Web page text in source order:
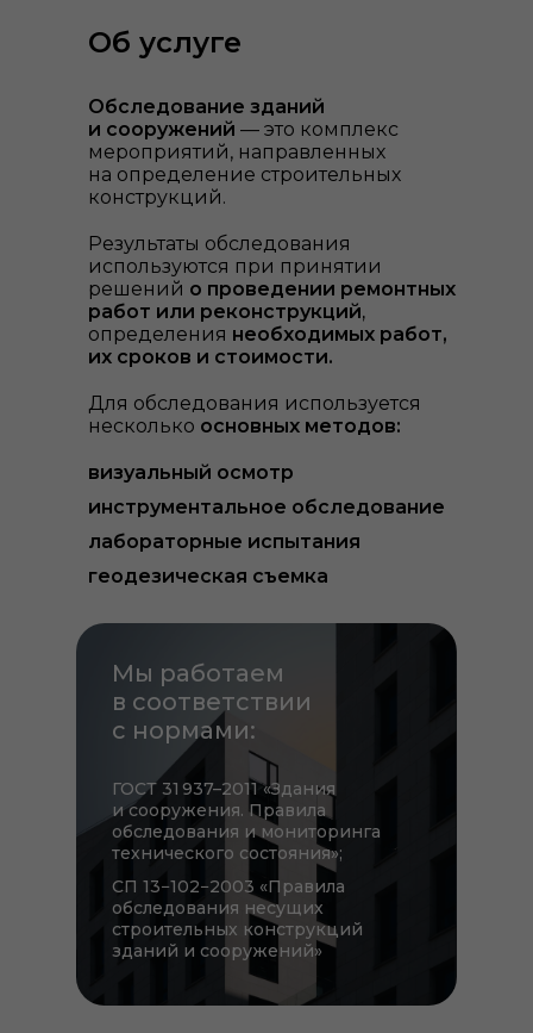
Об услуге
Обследование зданий
и сооружений — это комплекс
мероприятий, направленных
на определение строительных
конструкций.
Результаты обследования
используются при принятии
решений о проведении ремонтных
работ или реконструкций,
определения необходимых работ,
их сроков и стоимости.
Для обследования используется
несколько основных методов:
Мы работаем
в соответствии
с нормами:
ГОСТ 31 937–2011 «Здания
и сооружения. Правила
обследования и мониторинга
технического состояния»;
СП 13−102−2003 «Правила
обследования несущих
строительных конструкций
зданий и сооружений»
визуальный осмотр
инструментальное обследование
лабораторные испытания
геодезическая съемка